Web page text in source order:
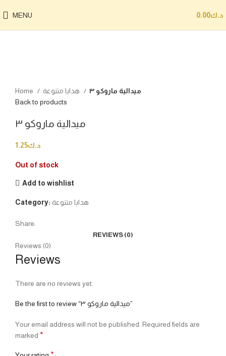
MENU د.ك0.00
Home
ميدالية ماروكو ٣
Back to products
ميدالية ماروكو ٣
د.ك1.25
Out of stock
Add to wishlist
Category: هدايا متنوعة
Share:
REVIEWS (0)
Reviews (0)
Reviews
There are no reviews yet.
Be the first to review “ميدالية ماروكو ٣”
Your email address will not be published. Required fields are
marked *